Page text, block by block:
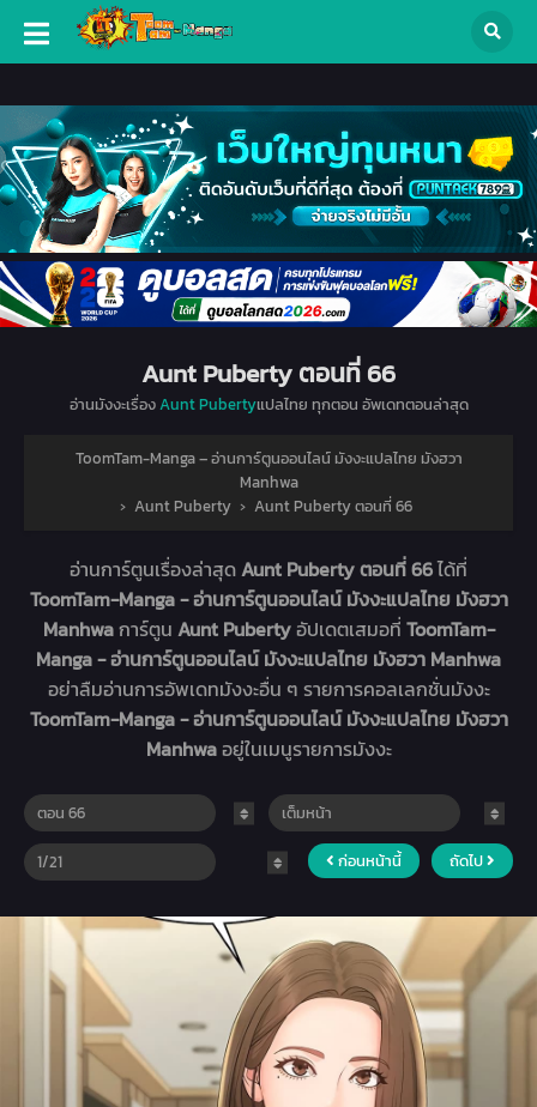
Aunt Puberty ตอนที่ 66
อ่านมังงะเรื่องAunt Pubertyแปลไทย ทุกตอน อัพเดทตอนล่าสุด
ToomTam-Manga – อ่านการ์ตูนออนไลน์ มังงะแปลไทย มังฮวา
Manhwa
› Aunt Puberty › Aunt Puberty ตอนที่ 66
อ่านการ์ตูนเรื่องล่าสุดAunt Puberty ตอนที่ 66ได้ที่
ToomTam-Manga - อ่านการ์ตูนออนไลน์ มังงะแปลไทย มังฮวา
Manhwaการ์ตูน Aunt Pubertyอัปเดตเสมอที่ ToomTam-
Manga - อ่านการ์ตูนออนไลน์ มังงะแปลไทย มังฮวา Manhwa
อย่าลืมอ่านการอัพเดทมังงะอื่น ๆ รายการคอลเลกชั่นมังงะ
ToomTam-Manga - อ่านการ์ตูนออนไลน์ มังงะแปลไทย มังฮวา
Manhwaอยู่ในเมนูรายการมังงะ
ก่อนหน้านี้ ถัดไป